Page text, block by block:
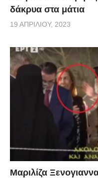
δάκρυα στα μάτια
19 ΑΠΡΙΛΊΟΥ, 2023
Μαριλίζα